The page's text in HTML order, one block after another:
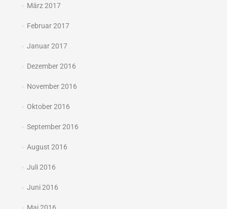
März 2017
Februar 2017
Januar 2017
Dezember 2016
November 2016
Oktober 2016
September 2016
August 2016
Juli 2016
Juni 2016